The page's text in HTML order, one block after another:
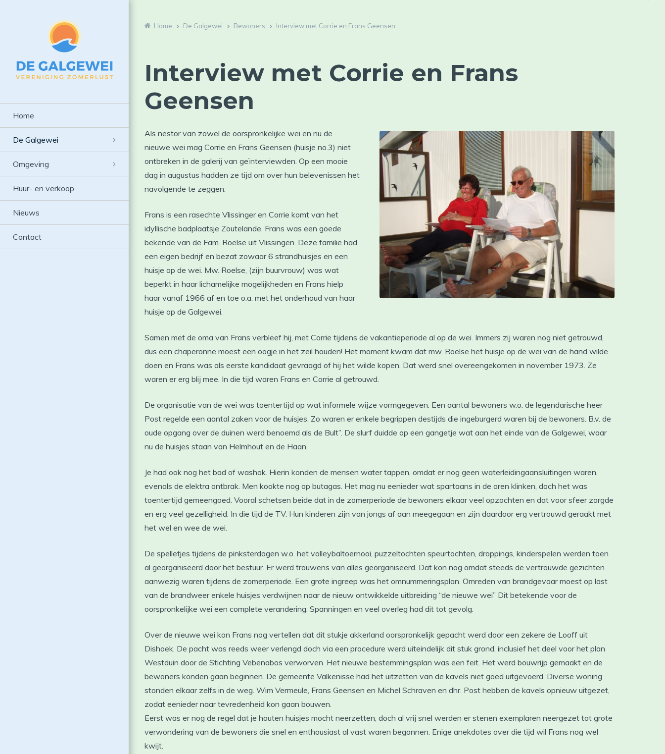
Home
De Galgewei
Omgeving
Huur- en verkoop
Nieuws
Contact
Home De Galgewei Bewoners Interview met Corrie en Frans Geensen
Interview met Corrie en Frans
Geensen
Als nestor van zowel de oorspronkelijke wei en nu de
nieuwe wei mag Corrie en Frans Geensen (huisje no.3) niet
ontbreken in de galerij van geïnterviewden. Op een mooie
dag in augustus hadden ze tijd om over hun belevenissen het
navolgende te zeggen.
Frans is een rasechte Vlissinger en Corrie komt van het
idyllische badplaatsje Zoutelande. Frans was een goede
bekende van de Fam. Roelse uit Vlissingen. Deze familie had
een eigen bedrijf en bezat zowaar 6 strandhuisjes en een
huisje op de wei. Mw. Roelse, (zijn buurvrouw) was wat
beperkt in haar lichamelijke mogelijkheden en Frans hielp
haar vanaf 1966 af en toe o.a. met het onderhoud van haar
huisje op de Galgewei.
Samen met de oma van Frans verbleef hij, met Corrie tijdens de vakantieperiode al op de wei. Immers zij waren nog niet getrouwd,
dus een chaperonne moest een oogje in het zeil houden! Het moment kwam dat mw. Roelse het huisje op de wei van de hand wilde
doen en Frans was als eerste kandidaat gevraagd of hij het wilde kopen. Dat werd snel overeengekomen in november 1973. Ze
waren er erg blij mee. In die tijd waren Frans en Corrie al getrouwd.
De organisatie van de wei was toentertijd op wat informele wijze vormgegeven. Een aantal bewoners w.o. de legendarische heer
Post regelde een aantal zaken voor de huisjes. Zo waren er enkele begrippen destijds die ingeburgerd waren bij de bewoners. B.v. de
oude opgang over de duinen werd benoemd als de Bult”. De slurf duidde op een gangetje wat aan het einde van de Galgewei, waar
nu de huisjes staan van Helmhout en de Haan.
Je had ook nog het bad of washok. Hierin konden de mensen water tappen, omdat er nog geen waterleidingaansluitingen waren,
evenals de elektra ontbrak. Men kookte nog op butagas. Het mag nu eenieder wat spartaans in de oren klinken, doch het was
toentertijd gemeengoed. Vooral schetsen beide dat in de zomerperiode de bewoners elkaar veel opzochten en dat voor sfeer zorgde
en erg veel gezelligheid. In die tijd de TV. Hun kinderen zijn van jongs af aan meegegaan en zijn daardoor erg vertrouwd geraakt met
het wel en wee de wei.
De spelletjes tijdens de pinksterdagen w.o. het volleybaltoernooi, puzzeltochten speurtochten, droppings, kinderspelen werden toen
al georganiseerd door het bestuur. Er werd trouwens van alles georganiseerd. Dat kon nog omdat steeds de vertrouwde gezichten
aanwezig waren tijdens de zomerperiode. Een grote ingreep was het omnummeringsplan. Omreden van brandgevaar moest op last
van de brandweer enkele huisjes verdwijnen naar de nieuw ontwikkelde uitbreiding “de nieuwe wei” Dit betekende voor de
oorspronkelijke wei een complete verandering. Spanningen en veel overleg had dit tot gevolg.
Over de nieuwe wei kon Frans nog vertellen dat dit stukje akkerland oorspronkelijk gepacht werd door een zekere de Looff uit
Dishoek. De pacht was reeds weer verlengd doch via een procedure werd uiteindelijk dit stuk grond, inclusief het deel voor het plan
Westduin door de Stichting Vebenabos verworven. Het nieuwe bestemmingsplan was een feit. Het werd bouwrijp gemaakt en de
bewoners konden gaan beginnen. De gemeente Valkenisse had het uitzetten van de kavels niet goed uitgevoerd. Diverse woning
stonden elkaar zelfs in de weg. Wim Vermeule, Frans Geensen en Michel Schraven en dhr. Post hebben de kavels opnieuw uitgezet,
zodat eenieder naar tevredenheid kon gaan bouwen.
Eerst was er nog de regel dat je houten huisjes mocht neerzetten, doch al vrij snel werden er stenen exemplaren neergezet tot grote
verwondering van de bewoners die snel en enthousiast al vast waren begonnen. Enige anekdotes over die tijd wil Frans nog wel
kwijt.